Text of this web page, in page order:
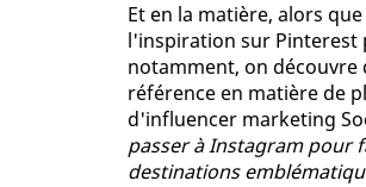
Et en la matière, alors
l'inspiration sur Pinterest
notamment, on découvre
référence en matière de
d'influencer marketing
passer à Instagram pour
destinations